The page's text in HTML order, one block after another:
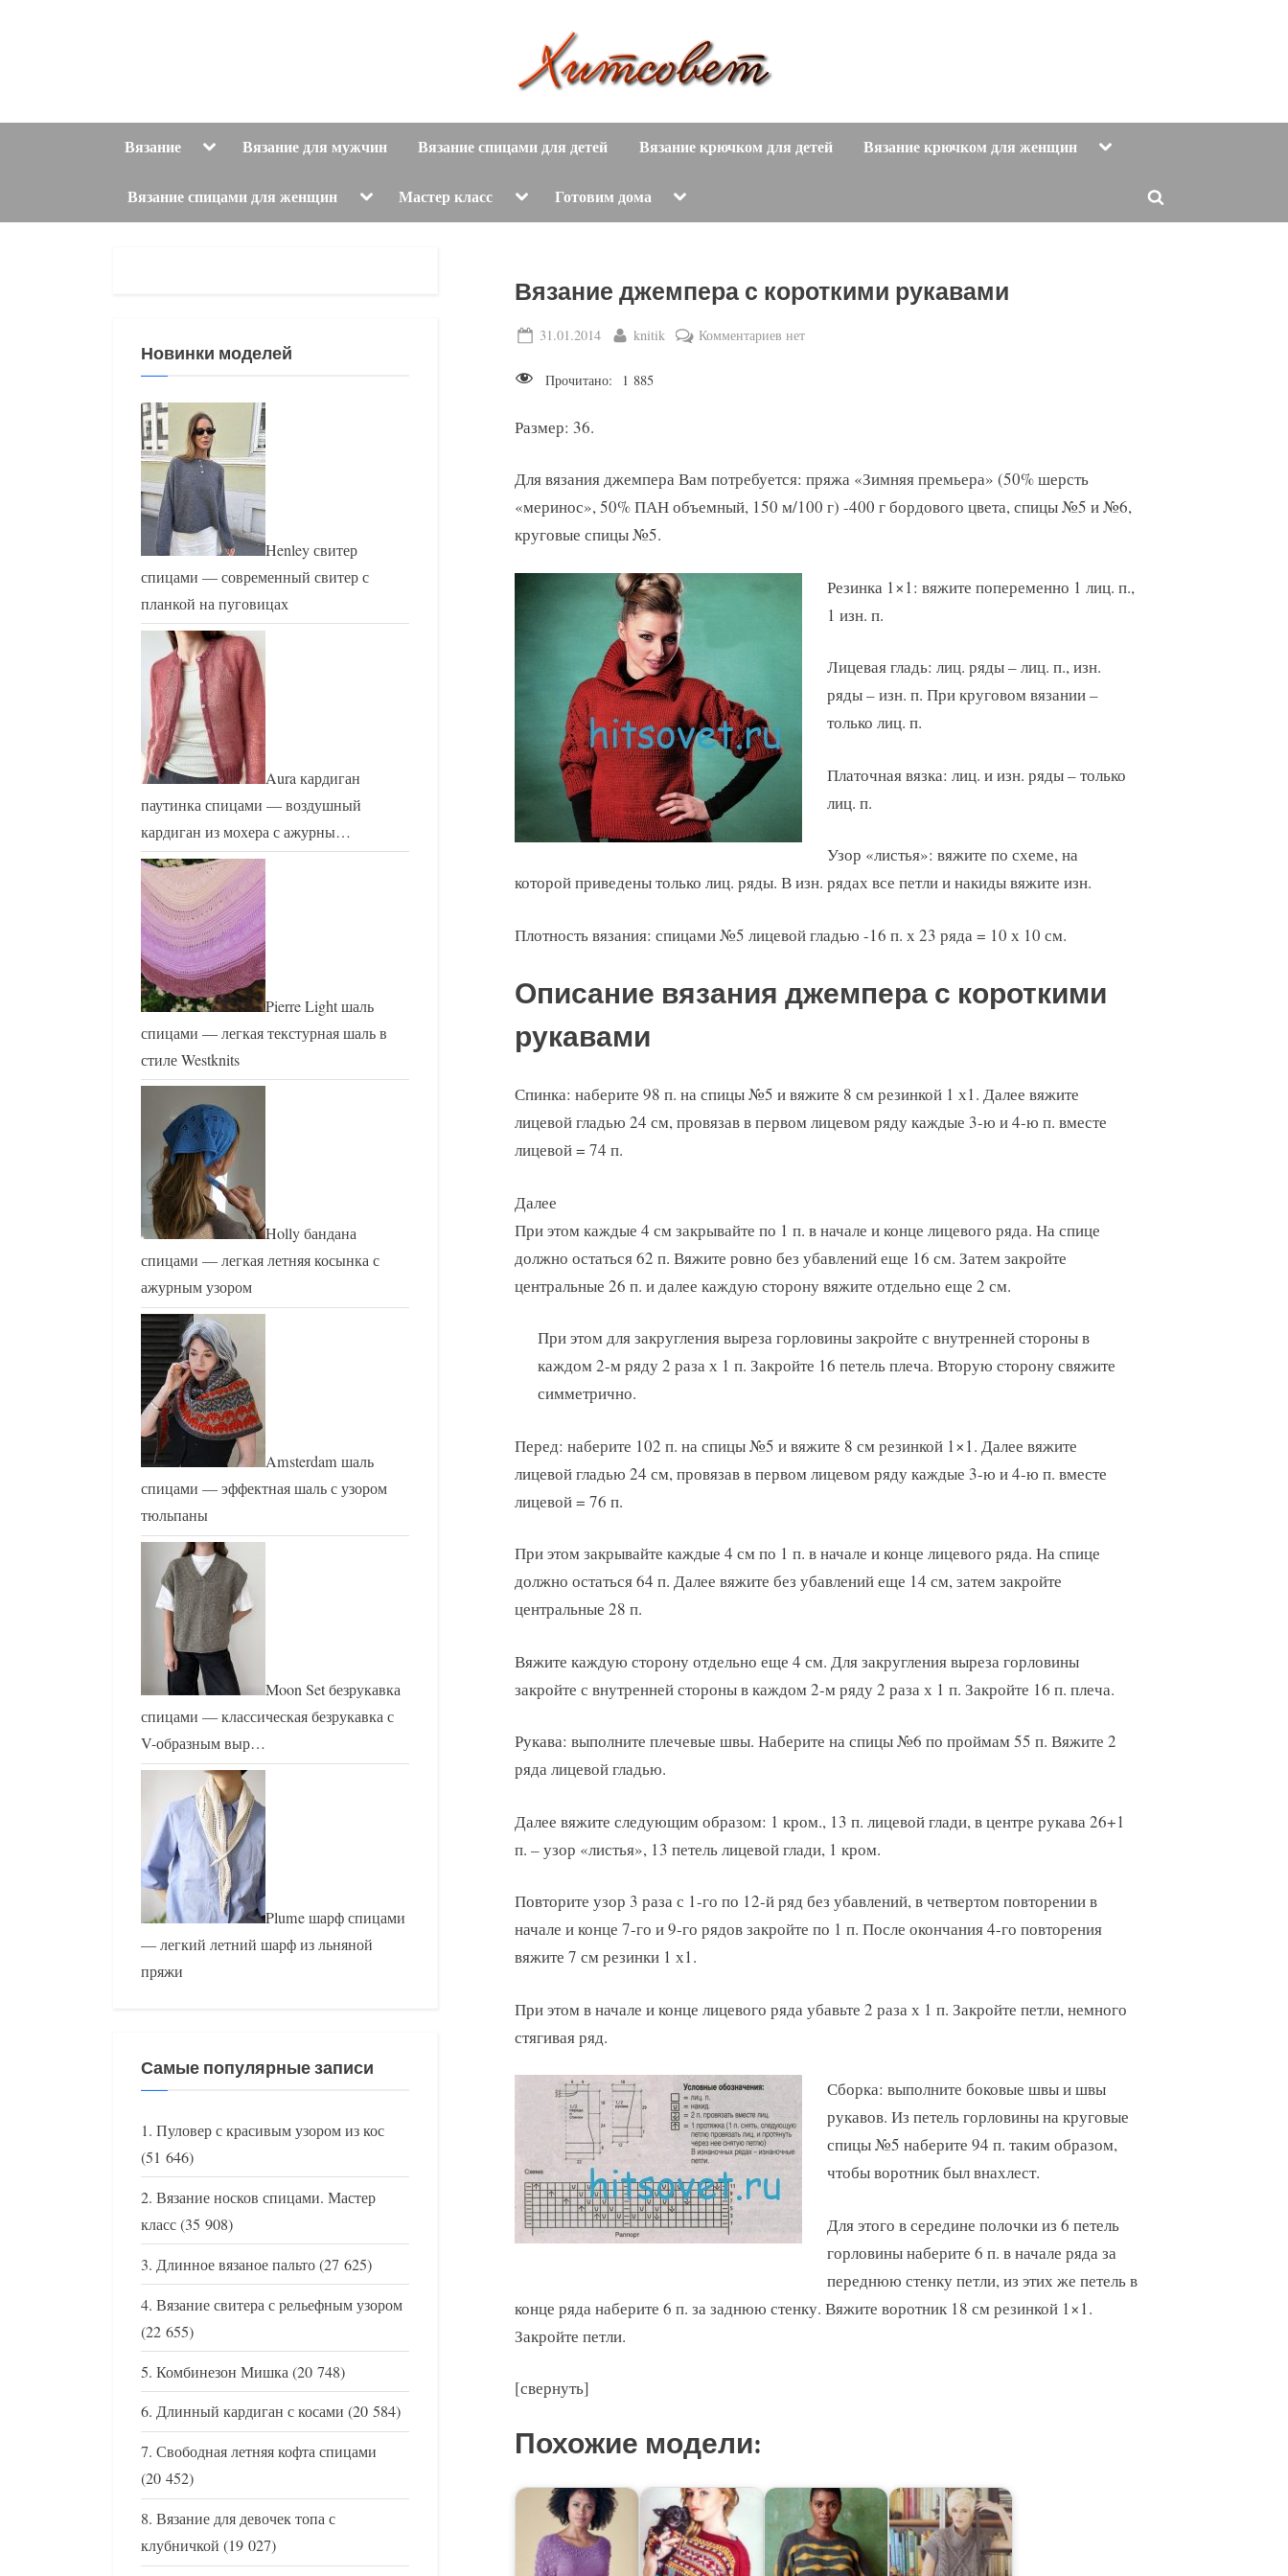
и
т
о
в
е
вязание
с
описанием
и
Вязание ToggleВязание для мужчин Вязание спицами для детей Вязание крючком для детей Вязание крючком для женщин Toggle
Вязание спицами для женщин Toggle
menu
Мастер класс Toggle
menu
Готовим дома Toggle
menu
Toggle
Вязание джемпера с короткими рукавами
Posted
31.01.2014 By
knitik Комментариев к
рукавами
нет
Прочитано: 1 885
Размер: 36.
Для вязания джемпера Вам потребуется: пряжа «Зимняя премьера» (50% шерсть
«меринос», 50% ПАН объемный, 150 м/100 г) -400 г бордового цвета, спицы №5 и №6,
круговые спицы №5.
Резинка 1×1: вяжите попеременно 1 лиц. п.,
1 изн. п.
Лицевая гладь: лиц. ряды – лиц. п., изн.
ряды – изн. п. При круговом вязании –
только лиц. п.
Платочная вязка: лиц. и изн. ряды – только
лиц. п.
Узор «листья»: вяжите по схеме, на
которой приведены только лиц. ряды. В изн. рядах все петли и накиды вяжите изн.
Плотность вязания: спицами №5 лицевой гладью -16 п. х 23 ряда = 10 х 10 см.
Описание вязания джемпера с короткими
рукавами
Спинка: наберите 98 п. на спицы №5 и вяжите 8 см резинкой 1 х1. Далее вяжите
лицевой гладью 24 см, провязав в первом лицевом ряду каждые 3-ю и 4-ю п. вместе
лицевой = 74 п.
Далее
При этом каждые 4 см закрывайте по 1 п. в начале и конце лицевого ряда. На спице
должно остаться 62 п. Вяжите ровно без убавлений еще 16 см. Затем закройте
центральные 26 п. и далее каждую сторону вяжите отдельно еще 2 см.
При этом для закругления выреза горловины закройте с внутренней стороны в
каждом 2-м ряду 2 раза х 1 п. Закройте 16 петель плеча. Вторую сторону свяжите
симметрично.
Перед: наберите 102 п. на спицы №5 и вяжите 8 см резинкой 1×1. Далее вяжите
лицевой гладью 24 см, провязав в первом лицевом ряду каждые 3-ю и 4-ю п. вместе
лицевой = 76 п.
При этом закрывайте каждые 4 см по 1 п. в начале и конце лицевого ряда. На спице
должно остаться 64 п. Далее вяжите без убавлений еще 14 см, затем закройте
центральные 28 п.
Вяжите каждую сторону отдельно еще 4 см. Для закругления выреза горловины
закройте с внутренней стороны в каждом 2-м ряду 2 раза х 1 п. Закройте 16 п. плеча.
Рукава: выполните плечевые швы. Наберите на спицы №6 по проймам 55 п. Вяжите 2
ряда лицевой гладью.
Далее вяжите следующим образом: 1 кром., 13 п. лицевой глади, в центре рукава 26+1
п. – узор «листья», 13 петель лицевой глади, 1 кром.
Повторите узор 3 раза с 1-го по 12-й ряд без убавлений, в четвертом повторении в
начале и конце 7-го и 9-го рядов закройте по 1 п. После окончания 4-го повторения
вяжите 7 см резинки 1 х1.
При этом в начале и конце лицевого ряда убавьте 2 раза х 1 п. Закройте петли, немного
стягивая ряд.
Сборка: выполните боковые швы и швы
рукавов. Из петель горловины на круговые
спицы №5 наберите 94 п. таким образом,
чтобы воротник был внахлест.
Для этого в середине полочки из 6 петель
горловины наберите 6 п. в начале ряда за
переднюю стенку петли, из этих же петель в
конце ряда наберите 6 п. за заднюю стенку. Вяжите воротник 18 см резинкой 1×1.
Закройте петли.
[свернуть]
Похожие модели:
Новинки моделей
Henley свитер
спицами — современный свитер с
планкой на пуговицах
Aura кардиган
паутинка спицами — воздушный
кардиган из мохера с ажурны…
Pierre Light шаль
спицами — легкая текстурная шаль в
стиле Westknits
Holly бандана
спицами — легкая летняя косынка с
ажурным узором
Amsterdam шаль
спицами — эффектная шаль с узором
тюльпаны
Moon Set безрукавка
спицами — классическая безрукавка с
V-образным выр…
Plume шарф спицами
— легкий летний шарф из льняной
пряжи
Самые популярные записи
Пуловер с красивым узором из кос
(51 646)
Вязание носков спицами. Мастер
класс(35 908)
Длинное вязаное пальто(27 625)
Вязание свитера с рельефным узором
(22 655)
Комбинезон Мишка(20 748)
Длинный кардиган с косами (20 584)
Свободная летняя кофта спицами
(20 452)
Вязание для девочек топа с
клубничкой (19 027)